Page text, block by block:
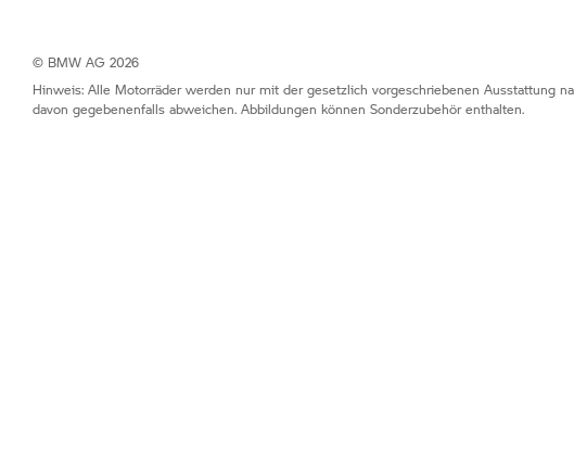
© BMW AG 2026
Hinweis: Alle Motorräder werden nur mit der gesetzlich vorgeschriebenen Ausstattung
davon gegebenenfalls abweichen. Abbildungen können Sonderzubehör enthalten.